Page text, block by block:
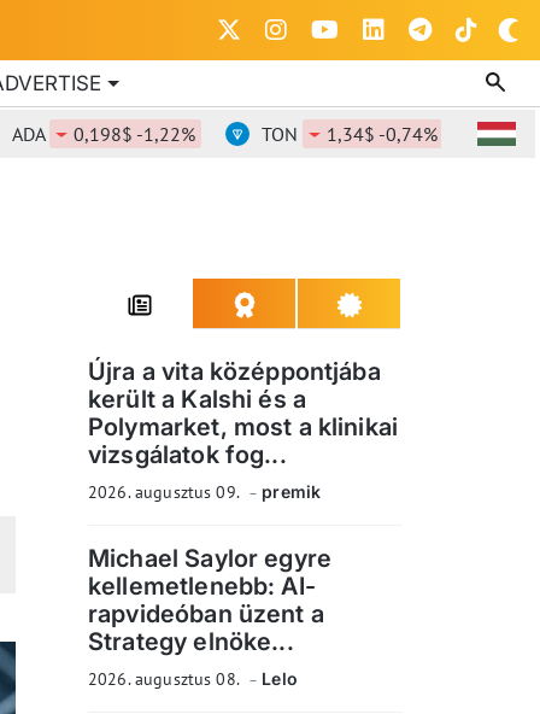
0,198$ -1,22% TON 1,34$ -0,74% DOT
Újra a vita középpontjába
került a Kalshi és a
Polymarket, most a klinikai
vizsgálatok fog...
2026. augusztus 09. premik
Michael Saylor egyre
kellemetlenebb: AI-
rapvideóban üzent a
Strategy elnöke...
2026. augusztus 08. Lelo